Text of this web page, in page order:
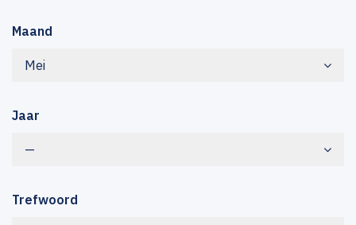
Maand
Mei
Jaar
—
Trefwoord